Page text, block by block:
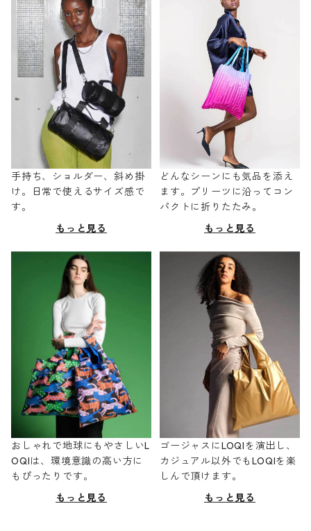
手持ち、ショルダー、斜め掛
け。日常で使えるサイズ感で
す。
もっと見る
どんなシーンにも気品を添え
ます。プリーツに沿ってコン
パクトに折りたたみ。
もっと見る
おしゃれで地球にもやさしいL
OQIは、環境意識の高い方に
もぴったりです。
もっと見る
ゴージャスにLOQIを演出し、
カジュアル以外でもLOQIを楽
しんで頂けます。
もっと見る